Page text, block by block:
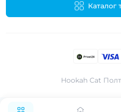
Каталог
Hookah Cat